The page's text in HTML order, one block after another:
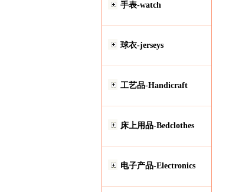
手表-watch
球衣-jerseys
工艺品-Handicraft
床上用品-Bedclothes
电子产品-Electronics